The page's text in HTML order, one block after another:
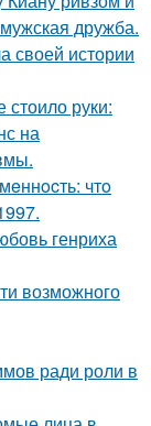
дружба.
своей истории
руки:
на
чтo
генриха
возможного
ради роли в